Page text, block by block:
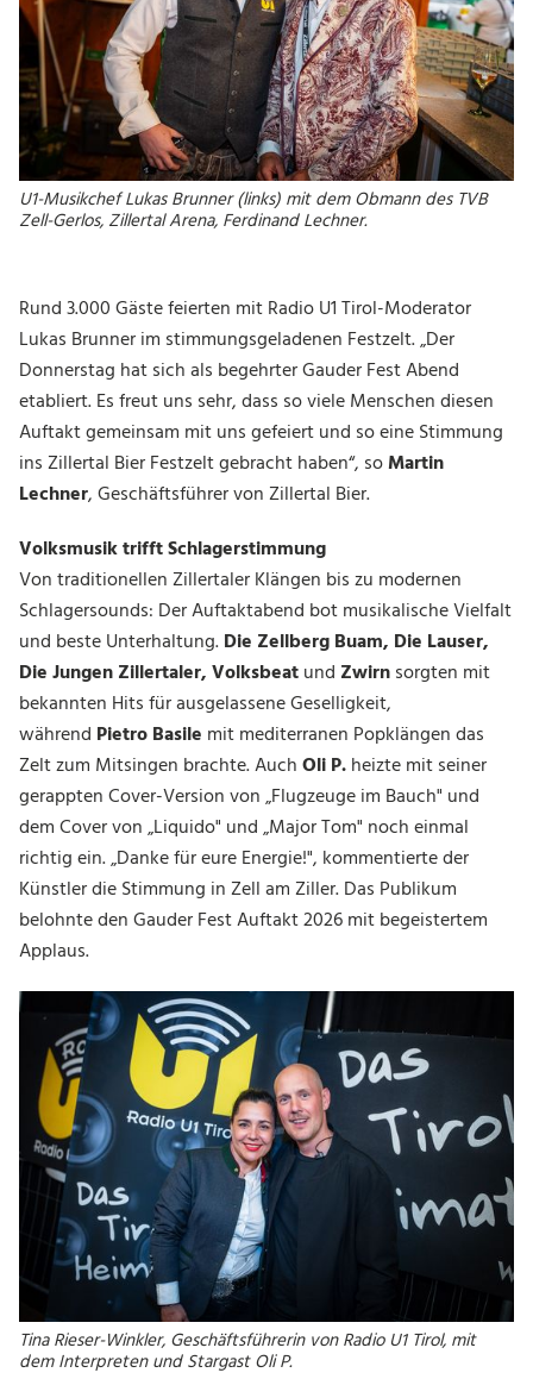
Gauder Fest 2022
Gauder Fest 2019
Gauder Fest 2018
Gauder Fest 2017
Gauder Fest 2016
Gauder Fest Geschichte
NEWS
KONTAKT
JOBS
U1-Musikchef Lukas Brunner (links) mit dem Obmann des TVB
Zell-Gerlos, Zillertal Arena, Ferdinand Lechner.
Rund 3.000 Gäste feierten mit Radio U1 Tirol-Moderator
Lukas Brunner im stimmungsgeladenen Festzelt. „Der
Donnerstag hat sich als begehrter Gauder Fest Abend
etabliert. Es freut uns sehr, dass so viele Menschen diesen
Auftakt gemeinsam mit uns gefeiert und so eine Stimmung
ins Zillertal Bier Festzelt gebrachthaben“, soMartin
Lechner, Geschäftsführer von Zillertal Bier.
Volksmusik trifft Schlagerstimmung
Von traditionellen Zillertaler Klängen bis zu modernen
Schlagersounds: Der Auftaktabend bot musikalische Vielfalt
und beste Unterhaltung. Die Zellberg Buam, Die Lauser,
Die Jungen Zillertaler, Volksbeatund Zwirn sorgten mit
bekannten Hits für ausgelassene Geselligkeit,
während Pietro Basile mit mediterranen Popklängen das
Zelt zum Mitsingen brachte.AuchOli P.heizte mit seiner
gerappten Cover-Version von„Flugzeuge im Bauch" und
dem Cover von„Liquido" und„Major Tom" noch einmal
richtig ein. „Danke für eure Energie!", kommentierte der
Künstler die Stimmung in Zell am Ziller. Das Publikum
belohnte den Gauder Fest Auftakt 2026 mit begeistertem
Applaus.
Tina Rieser-Winkler, Geschäftsführerin von Radio U1 Tirol, mit
dem Interpreten und Stargast Oli P.